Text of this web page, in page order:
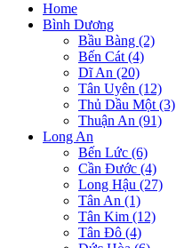
Home
Bình Dương
Bầu Bàng (2)
Bến Cát (4)
Dĩ An (20)
Tân Uyên (12)
Thủ Dầu Một (3)
Thuận An (91)
Long An
Bến Lức (6)
Cần Đước (4)
Long Hậu (27)
Tân An (1)
Tân Kim (12)
Tân Đô (4)